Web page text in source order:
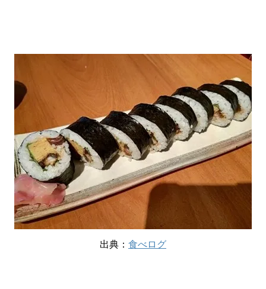
出典： 食べログ